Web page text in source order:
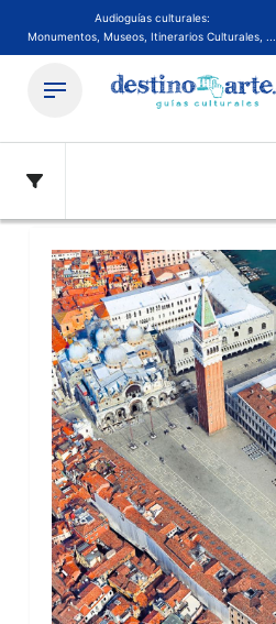
Audioguías culturales:
Monumentos, Museos, Itinerarios Culturales, ...